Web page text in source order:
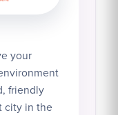
your
friendly
city in the